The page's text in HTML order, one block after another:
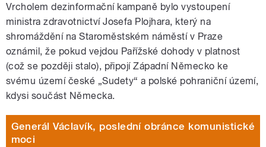
Vrcholem dezinformační kampaně bylo vystoupení
ministra zdravotnictví Josefa Plojhara, který na
shromáždění na Staroměstském náměstí v Praze
oznámil, že pokud vejdou Pařížské dohody v platnost
(což se později stalo), připojí Západní Německo ke
svému území české „Sudety“ a polské pohraniční území,
kdysi součást Německa.
Generál Václavík, poslední obránce komunistické
moci